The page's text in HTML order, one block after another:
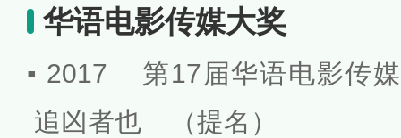
华语电影传媒大奖
▪ 2017 第17届华语电影传
追凶者也 （提名）